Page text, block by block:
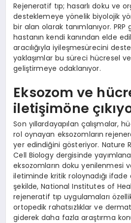
Rejeneratif tıp; hasarlı doku ve
desteklemeye yönelik biyolojik
bir alan olarak tanımlanıyor.
hastanın kendi kanından elde
aracılığıyla iyileşmesürecini
yaklaşımlar bu süreci hücresel
geliştirmeye odaklanıyor.
Eksozom ve
iletişimöne
Son yıllardayapılan çalışmalar,
rol oynayan eksozomların
yer edindiğini gösteriyor. Nature
Cell Biology dergisinde
eksozomların doku yenilenmesi
iletiminde kritik roloynadığı ifade
şekilde, National Institutes of
rejeneratif tıp uygulamaları
ortopedik rahatsızlıklar ve
giderek daha fazla araştırma